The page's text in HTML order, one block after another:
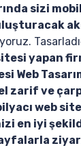
sizi
yapan
Web
zarif ve
web
en iyi